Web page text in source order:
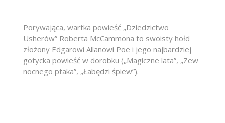
Porywająca, wartka powieść „Dziedzictwo
Usherów” Roberta McCammona to swoisty hołd
złożony Edgarowi Allanowi Poe i jego najbardziej
gotycka powieść w dorobku („Magiczne lata”, „Zew
nocnego ptaka”, „Łabędzi śpiew”).